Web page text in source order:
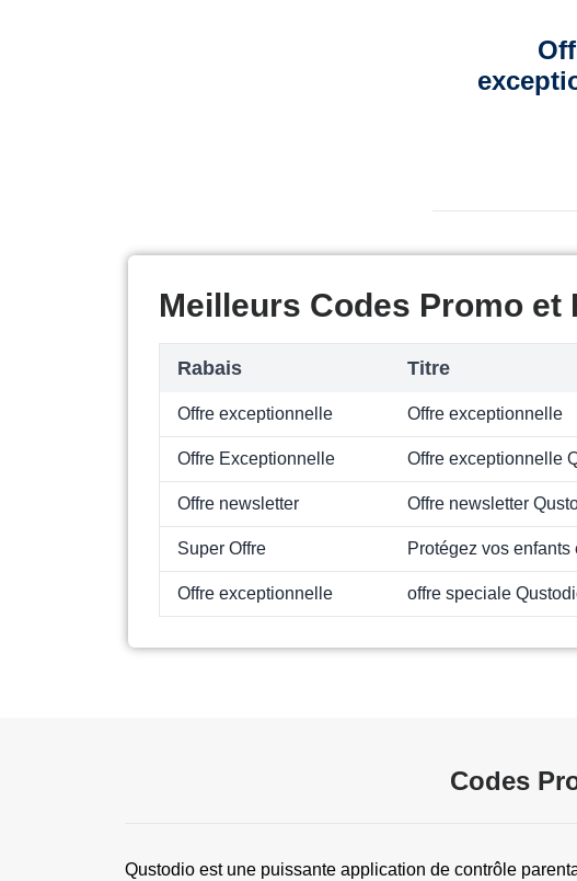
Meilleurs Codes Promo
Rabais Titre
Offre exceptionnelle Offre exceptionnelle
Offre Exceptionnelle Offre exceptionnelle
Offre newsletter Offre newsletter
Super Offre Protégez vos
Offre exceptionnelle offre speciale
Codes
Qustodio est une puissante application de contrôle